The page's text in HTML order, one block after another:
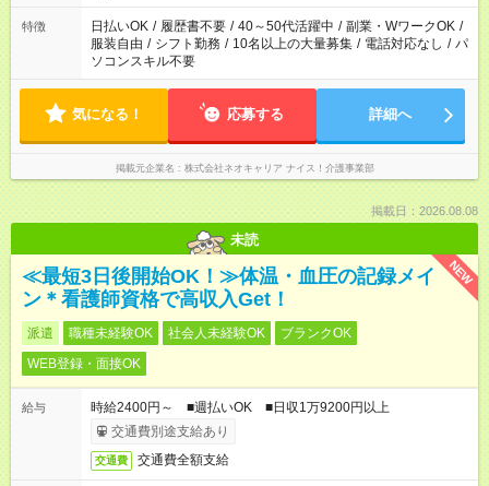
特徴 日払いOK / 履歴書不要 / 40～50代活躍中 / 副業・WワークOK /
服装自由 / シフト勤務 / 10名以上の大量募集 / 電話対応なし / パ
ソコンスキル不要
気になる！ 応募する 詳細へ
掲載元企業名 株式会社ネオキャリア ナイス！介護事業部
掲載日：2026.08.08
未読
NEW
≪最短3日後開始OK！≫体温・血圧の記録メイ
ン＊看護師資格で高収入Get！
派遣 職種未経験OK 社会人未経験OK
ブランクOK
WEB登録・面接OK
給与
時給2400円～ ■週払いOK ■日収1万9200円以上
交通費別途支給あり
交通費 交通費全額支給